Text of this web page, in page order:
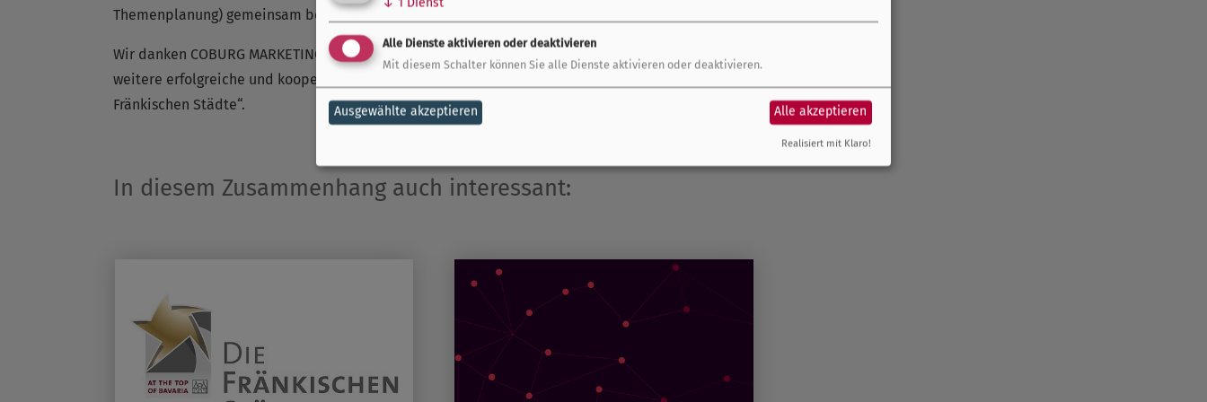
Themenplanung) gemeinsam besprochen.
Wir danken COBURG MARKETING sehr herzlich für die Gastfreundschaft und freuen uns auf die
weitere erfolgreiche und kooperative Zusammenarbeit im Rahmen des Netzwerks „Die
Fränkischen Städte“.
In diesem Zusammenhang auch interessant:
Alle Dienste aktivieren oder deaktivieren
Mit diesem Schalter können Sie alle Dienste aktivieren oder deaktivieren.
Ausgewählte akzeptieren Alle akzeptieren
Realisiert mit Klaro!